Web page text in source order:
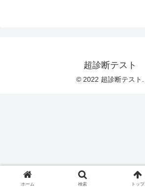
超診断テスト
© 2022 超診断テスト.
ホーム 検索 トップ